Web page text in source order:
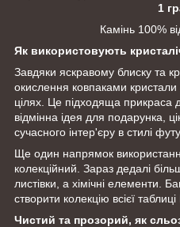
1
Камінь 100%
Як використовують
Завдяки яскравому блиску та
окислення ковпаками
цілях. Це підходяща прикраса
відмінна ідея для подарунка,
сучасного інтер'єру в стилі
Ще один напрямок
колекційний. Зараз дедалі
листівки, а хімічні елементи.
створити колекцію всієї
Чистий та прозорий, як